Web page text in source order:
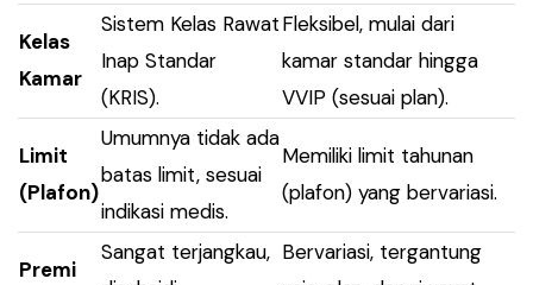
Kelas
Kamar
Sistem Kelas Rawat
Inap Standar
(KRIS).
Fleksibel, mulai dari
kamar standar hingga
VVIP (sesuai plan).
Limit
(Plafon)
Umumnya tidak ada
batas limit, sesuai
indikasi medis.
Memiliki limit tahunan
(plafon) yang bervariasi.
Premi
Sangat terjangkau, Bervariasi, tergantung